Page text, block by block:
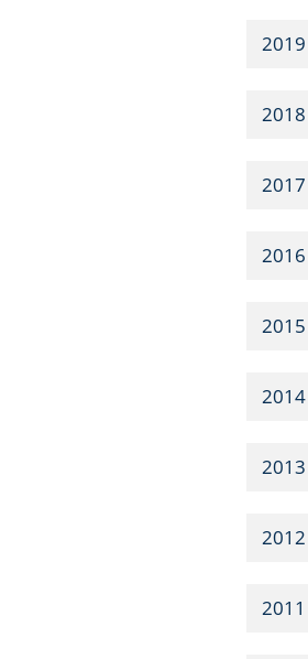
2019
2018
2017
2016
2015
2014
2013
2012
2011